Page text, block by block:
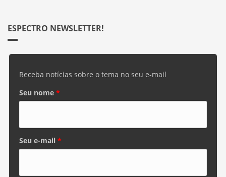
ESPECTRO NEWSLETTER!
Receba notícias sobre o tema no seu e-mail
Seu nome *
Seu e-mail *